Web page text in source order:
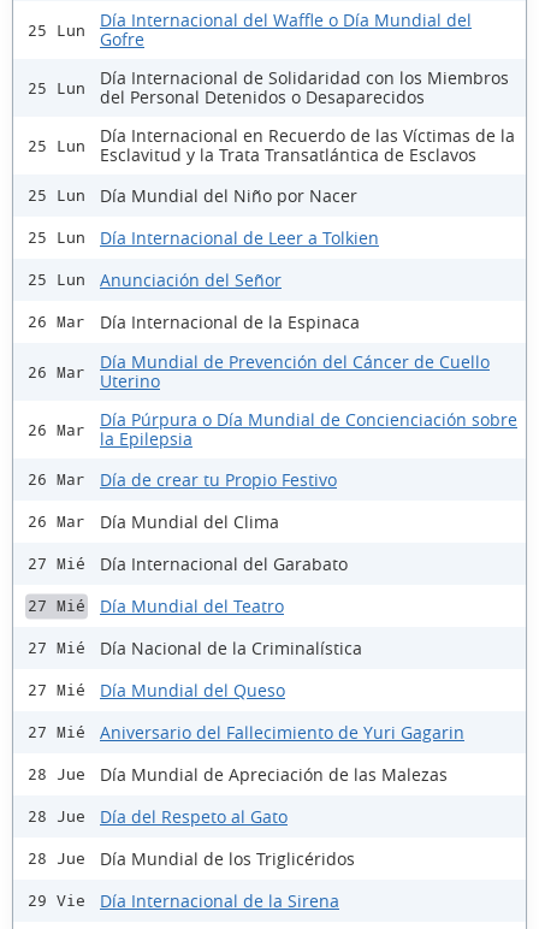
25 Lun
Día Internacional del Waffle o Día Mundial del
Gofre
25 Lun
Día Internacional de Solidaridad con los Miembros
del Personal Detenidos o Desaparecidos
25 Lun
Día Internacional en Recuerdo de las Víctimas de la
Esclavitud y la Trata Transatlántica de Esclavos
25 Lun Día Mundial del Niño por Nacer
25 Lun Día Internacional de Leer a Tolkien
25 Lun Anunciación del Señor
26 Mar Día Internacional de la Espinaca
26 Mar
Día Mundial de Prevención del Cáncer de Cuello
Uterino
26 Mar
Día Púrpura o Día Mundial de Concienciación sobre
la Epilepsia
26 Mar Día de crear tu Propio Festivo
26 Mar Día Mundial del Clima
27 Mié Día Internacional del Garabato
27 Mié Día Mundial del Teatro
27 Mié Día Nacional de la Criminalística
27 Mié Día Mundial del Queso
27 Mié Aniversario del Fallecimiento de Yuri Gagarin
28 Jue Día Mundial de Apreciación de las Malezas
28 Jue Día del Respeto al Gato
28 Jue Día Mundial de los Triglicéridos
29 Vie Día Internacional de la Sirena